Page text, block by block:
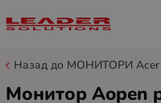
Назад до МОНИТОРИ Acer
Монитор Aopen